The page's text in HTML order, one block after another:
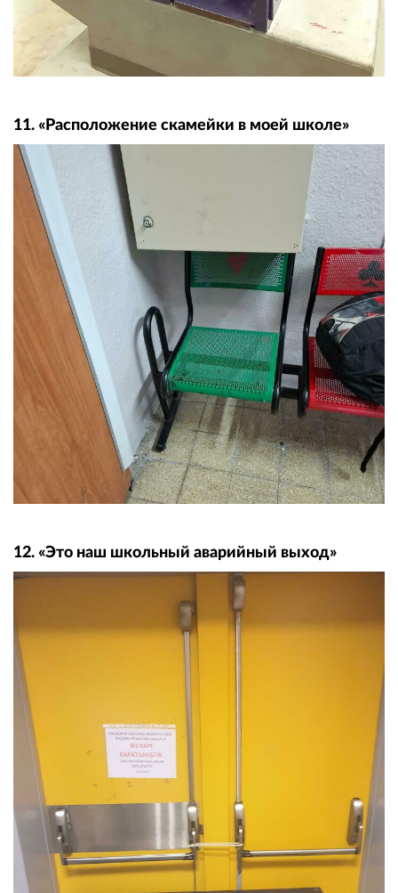
11. «Расположение скамейки в моей школе»
12. «Это наш школьный аварийный выход»